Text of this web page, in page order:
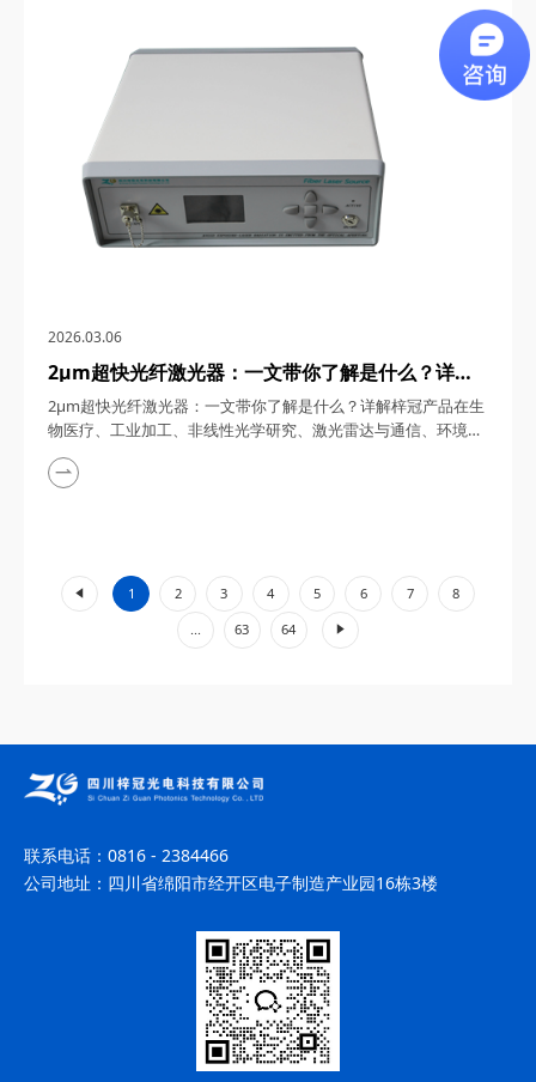
通信、5G/6G通信与雷达系统、光学相干层析成像（OCT）、光
学测量与传感以及太赫兹研究与超快激光等多个领域展现出非凡
的应用潜力。今天，四川梓冠光电...
2026.03.06
2μm超快光纤激光器：一文带你了解是什么？详解
梓冠产品在生物医疗、工业加工、非线性光学研究、
激光雷达与通信、环境监测等领域的实际应用
2μm超快光纤激光器：一文带你了解是什么？详解梓冠产品在生
物医疗、工业加工、非线性光学研究、激光雷达与通信、环境监
测等领域的实际应用 超快光纤激光器凭借其高功率、短脉冲、
宽调谐范围等特性，在激光技术迅猛发展的今天，成为科研与工
1 2 3 4 5 6 7 8
... 63 64
»
联系电话： 0816 - 2384466
公司地址： 四川省绵阳市经开区电子制造产业园16栋3楼